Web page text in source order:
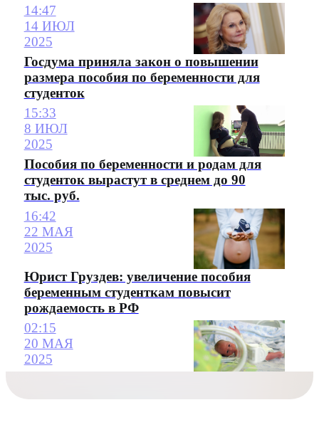
14:47
14 ИЮЛ
2025
Госдума приняла закон о повышении
размера пособия по беременности для
студенток
15:33
8 ИЮЛ
2025
Пособия по беременности и родам для
студенток вырастут в среднем до 90
тыс. руб.
16:42
22 МАЯ
2025
Юрист Груздев: увеличение пособия
беременным студенткам повысит
рождаемость в РФ
02:15
20 МАЯ
2025